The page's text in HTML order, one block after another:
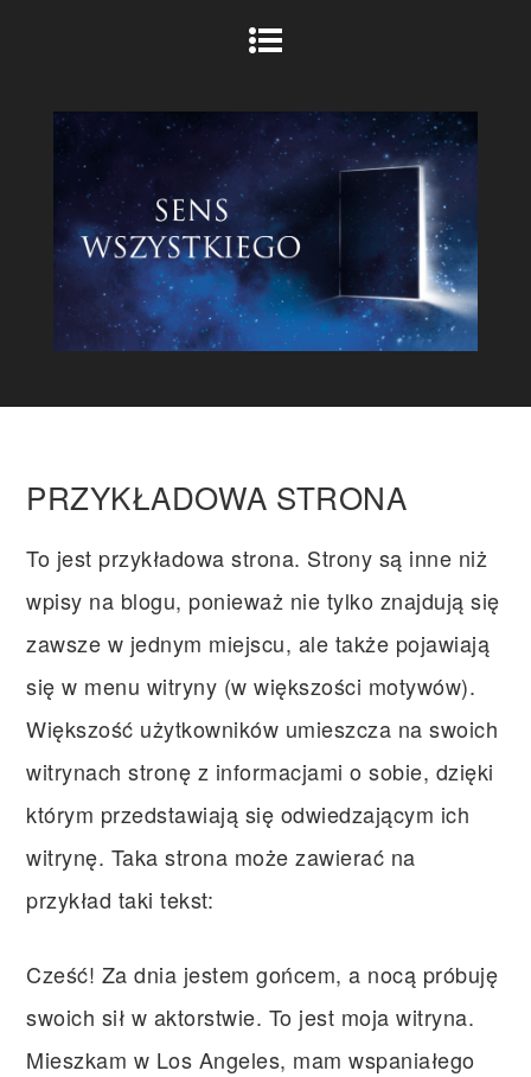
PRZYKŁADOWA STRONA
To jest przykładowa strona. Strony są inne niż
wpisy na blogu, ponieważ nie tylko znajdują się
zawsze w jednym miejscu, ale także pojawiają
się w menu witryny (w większości motywów).
Większość użytkowników umieszcza na swoich
witrynach stronę z informacjami o sobie, dzięki
którym przedstawiają się odwiedzającym ich
witrynę. Taka strona może zawierać na
przykład taki tekst:
Cześć! Za dnia jestem gońcem, a nocą próbuję
swoich sił w aktorstwie. To jest moja witryna.
Mieszkam w Los Angeles, mam wspaniałego